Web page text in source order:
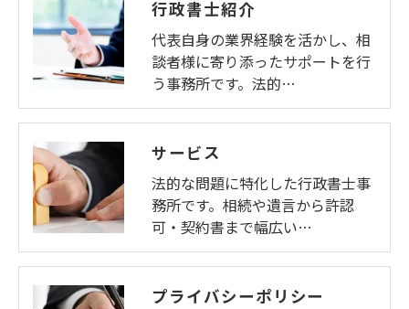
行政書士紹介
代表自身の業界経験を活かし、相
談者様に寄り添ったサポートを行
う事務所です。法的…
サービス
法的な問題に特化した行政書士事
務所です。相続や遺言から許認
可・契約書まで幅広い…
プライバシーポリシー